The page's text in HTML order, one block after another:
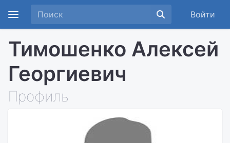
Войти
Тимошенко Алексей
Георгиевич
Профиль